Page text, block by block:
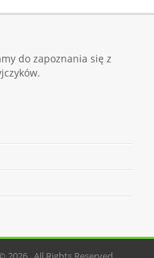
do zapoznania się z